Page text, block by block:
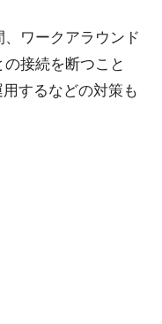
ワークアラウンド
接続を断つこと
するなどの対策も